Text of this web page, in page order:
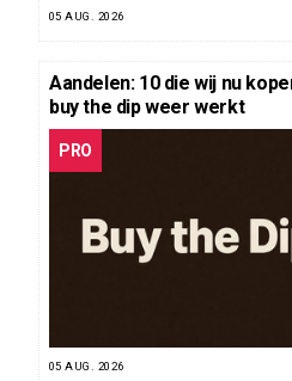
05 AUG. 2026
Aandelen: 10 die wij nu
buy the dip weer werkt
PRO
05 AUG. 2026